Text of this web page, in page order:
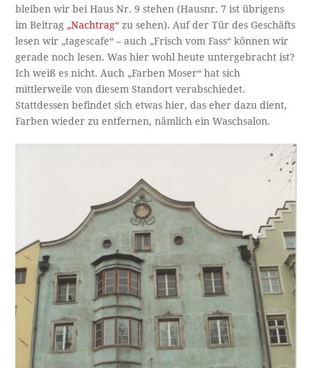
bleiben wir bei Haus Nr. 9 stehen (Hausnr. 7 ist übrigens
im Beitrag„Nachtrag“ zu sehen). Auf der Tür des Geschäfts
lesen wir „tagescafe“ – auch „Frisch vom Fass“ können wir
gerade noch lesen. Was hier wohl heute untergebracht ist?
Ich weiß es nicht. Auch „Farben Moser“ hat sich
mittlerweile von diesem Standort verabschiedet.
Stattdessen befindet sich etwas hier, das eher dazu dient,
Farben wieder zu entfernen, nämlich ein Waschsalon.